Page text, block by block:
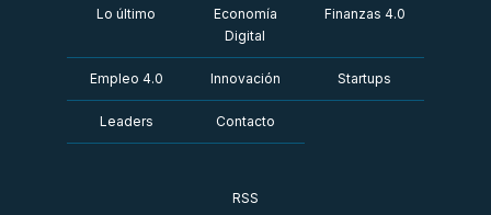
Lo último
Economía
Digital
Finanzas 4.0
Empleo 4.0 Innovación Startups
Leaders Contacto
RSS